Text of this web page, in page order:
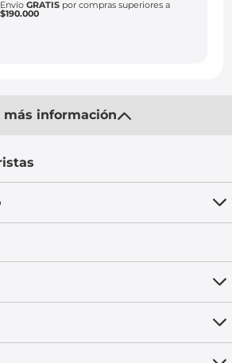
EnvíoGRATIS por compras superiores a
$190.000
más información